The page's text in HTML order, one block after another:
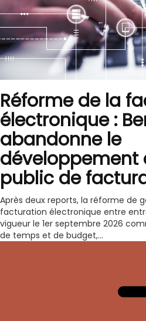
Réforme de la
électronique :
abandonne le
développement
public de
Après deux reports, la réforme de
facturation électronique entre
vigueur le 1er septembre 2026
de temps et de budget,...